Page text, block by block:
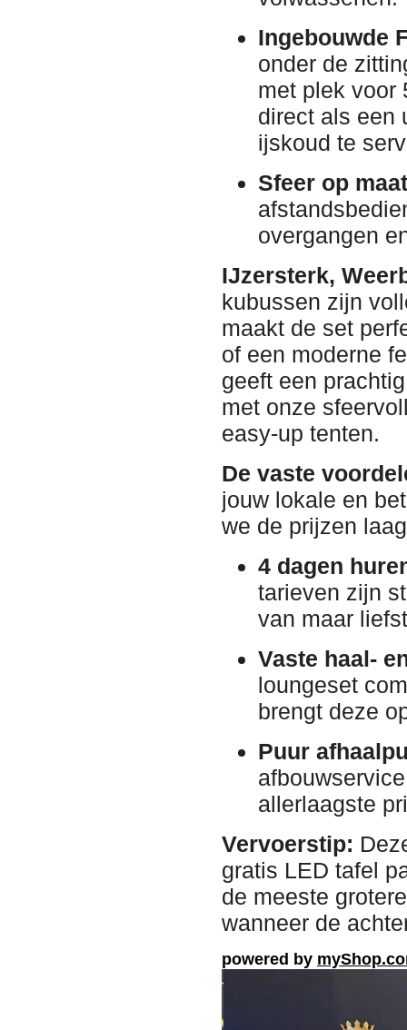
Ingebouwde
onder de
met plek voor
direct als een
ijskoud te
Sfeer op
overgangen
IJzersterk,
kubussen zijn
maakt de set
of een moderne
geeft een
met onze
easy-up tenten.
De vaste
jouw lokale en
we de prijzen
4 dagen
tarieven zijn
van maar
Vaste haal-
loungeset
brengt deze
Puur
allerlaagste
Vervoerstip:
gratis LED tafel
de meeste
wanneer de
powered by